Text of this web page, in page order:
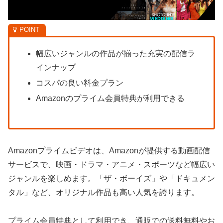
幅広いジャンルの作品が揃った充実の配信ラ
インナップ
コスパの良い料金プラン
Amazonのプライム会員特典が利用できる
Amazonプライムビデオは、Amazonが提供する動画配信
サービスで、映画・ドラマ・アニメ・スポーツなど幅広い
ジャンルを楽しめます。「ザ・ボーイズ」や「ドキュメン
タル」など、オリジナル作品も高い人気を誇ります。
プライム会員特典として利用でき、通販での送料無料やお